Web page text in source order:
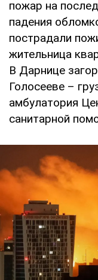
пожар на
падения
пострадали
жительница
В Дарнице
Голосееве –
амбулатория
санитарной